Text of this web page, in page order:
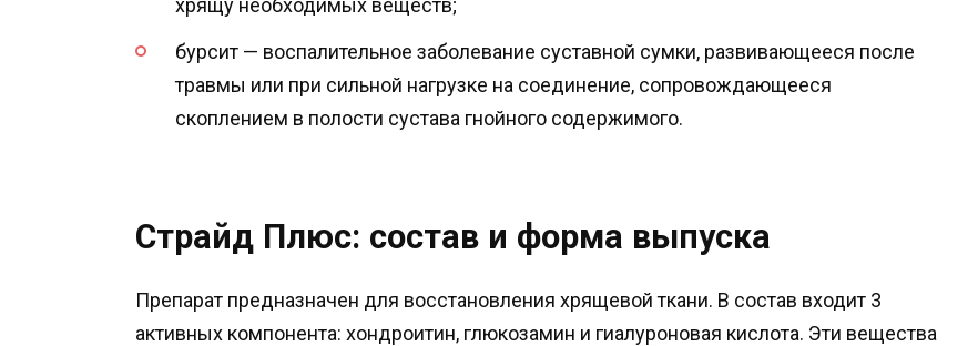
бурсит — воспалительное заболевание суставной сумки, развивающееся после
травмы или при сильной нагрузке на соединение, сопровождающееся
скоплением в полости сустава гнойного содержимого.
Страйд Плюс: состав и форма выпуска
Препарат предназначен для восстановления хрящевой ткани. В состав входит 3
активных компонента: хондроитин, глюкозамин и гиалуроновая кислота. Эти вещества